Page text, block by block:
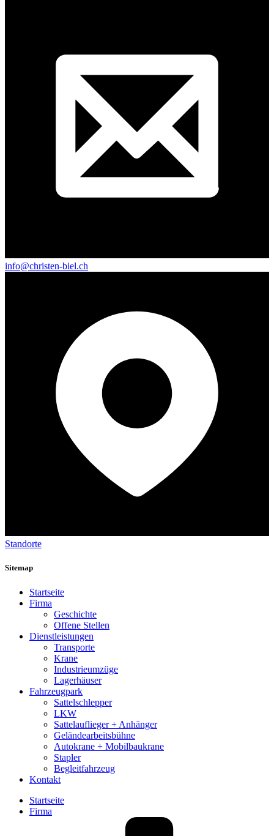
info@christen-biel.ch
Standorte
Sitemap
Startseite
Firma
Geschichte
Offene Stellen
Dienstleistungen
Transporte
Krane
Industrie­umzüge
Lagerhäuser
Fahrzeugpark
Sattelschlepper
LKW
Sattelauflieger + Anhänger
Geländearbeitsbühne
Autokrane + Mobilbaukrane
Stapler
Begleitfahrzeug
Kontakt
Startseite
Firma